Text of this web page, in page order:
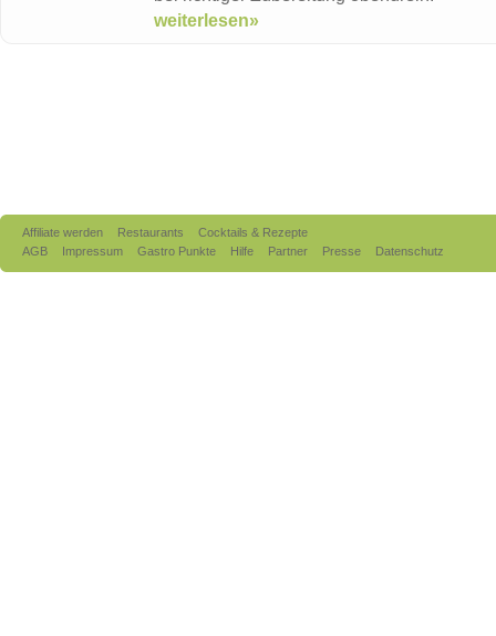
weiterlesen»
Affiliate werden Restaurants
Cocktails & Rezepte
AGB
Impressum Gastro Punkte Hilfe Partner Presse Datenschutz